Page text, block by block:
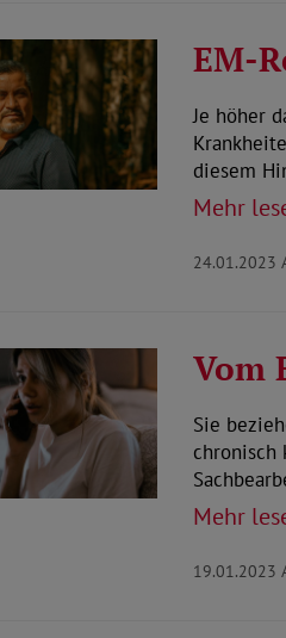
EM-
Je höher
diesem
Mehr
24.01.2023
Vom
Sie
chronisch
Mehr
19.01.2023